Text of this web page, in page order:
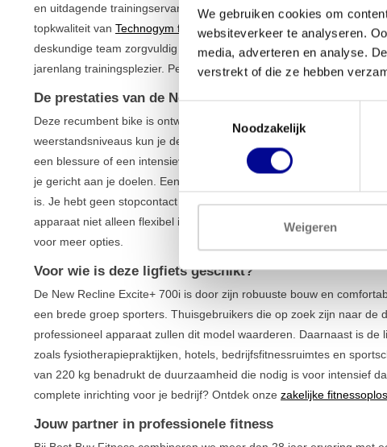
We gebruiken cookies om
websiteverkeer te analyseren.
media, adverteren en analyse.
verstrekt of die ze hebben
Noodzakelijk
Weigeren
en uitdagende trainingservaring. Dit model is een volledig
topkwaliteit van Technogym fitnessapparatuurin huis haalt voor een
deskundige team zorgvuldig gecontroleerd en getest, zodat je
jarenlang trainingsplezier. Perfect voor zowel je home gym als een
De prestaties van de New Recline Excite+ 700i
Deze recumbent bike is ontworpen voor maximaal gebruiksgemak
weerstandsniveaus kun je de intensiteit van je training perfect
een blessure of een intensieve intervaltraining doet. Met 23
je gericht aan je doelen. Een groot voordeel van de New Recline
is. Je hebt geen stopcontact nodig, waardoor je de ligfiets overal
apparaat niet alleen flexibel in gebruik, maar ook energiezuinig.
voor meer opties.
Voor wie is deze ligfiets geschikt?
De New Recline Excite+ 700i is door zijn robuuste bouw en
een brede groep sporters. Thuisgebruikers die op zoek zijn naar de
professioneel apparaat zullen dit model waarderen. Daarnaast is de
zoals fysiotherapiepraktijken, hotels, bedrijfsfitnessruimtes en
van 220 kg benadrukt de duurzaamheid die nodig is voor intensief
complete inrichting voor je bedrijf? Ontdek onze zakelijke
Jouw partner in professionele fitness